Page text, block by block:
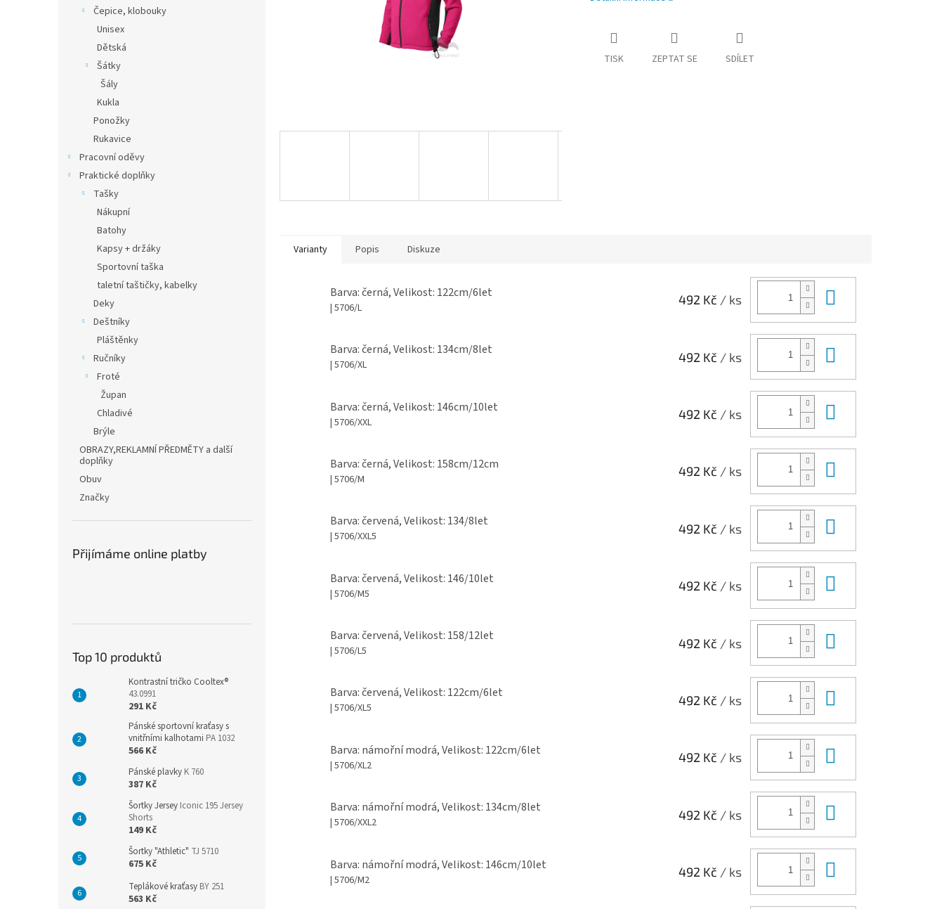
Čepice, klobouky
Unisex
Dětská
Šátky
Šály
Kukla
Ponožky
Rukavice
Pracovní oděvy
Praktické doplňky
Tašky
Nákupní
Batohy
Kapsy + držáky
Sportovní taška
taletní taštičky, kabelky
Deky
Deštníky
Pláštěnky
Ručníky
Froté
Župan
Chladivé
Brýle
OBRAZY,REKLAMNÍ PŘEDMĚTY a další
doplňky
Obuv
Značky
Přijímáme online platby
Top 10 produktů
Kontrastní tričko Cooltex®
43.0991
291 Kč
Pánské sportovní kraťasy s
vnitřními kalhotami PA 1032
566 Kč
Pánské plavky K 760
387 Kč
Šortky Jersey Iconic 195 Jersey
Shorts
149 Kč
Šortky "Athletic" TJ 5710
675 Kč
Teplákové kraťasy BY 251
563 Kč
TISK ZEPTAT SE SDÍLET
Varianty Popis Diskuze
Barva: černá, Velikost: 122cm/6let
| 5706/L
492 Kč / ks
Barva: černá, Velikost: 134cm/8let
| 5706/XL
492 Kč / ks
Barva: černá, Velikost: 146cm/10let
| 5706/XXL
492 Kč / ks
Barva: černá, Velikost: 158cm/12cm
| 5706/M
492 Kč / ks
Barva: červená, Velikost: 134/8let
| 5706/XXL5
492 Kč / ks
Barva: červená, Velikost: 146/10let
| 5706/M5
492 Kč / ks
Barva: červená, Velikost: 158/12let
| 5706/L5
492 Kč / ks
Barva: červená, Velikost: 122cm/6let
| 5706/XL5
492 Kč / ks
Barva: námořní modrá, Velikost: 122cm/6let
| 5706/XL2
492 Kč / ks
Barva: námořní modrá, Velikost: 134cm/8let
| 5706/XXL2
492 Kč / ks
Barva: námořní modrá, Velikost: 146cm/10let
| 5706/M2
492 Kč / ks